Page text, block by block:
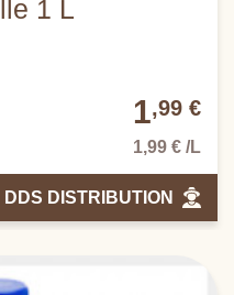
1 L
1,99 €
1,99 € /L
DDS DISTRIBUTION